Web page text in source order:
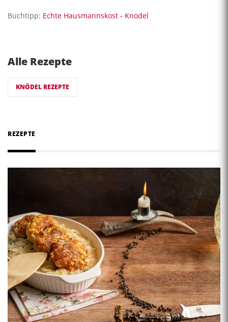
Buchtipp: Echte Hausmannskost - Knödel
Alle Rezepte
KNÖDEL REZEPTE
REZEPTE